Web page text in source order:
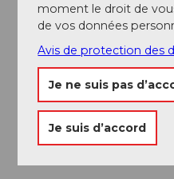
A proximité
moment le droit de
de vos données
Avis de protection des
Je ne suis pas
Je suis d’accord